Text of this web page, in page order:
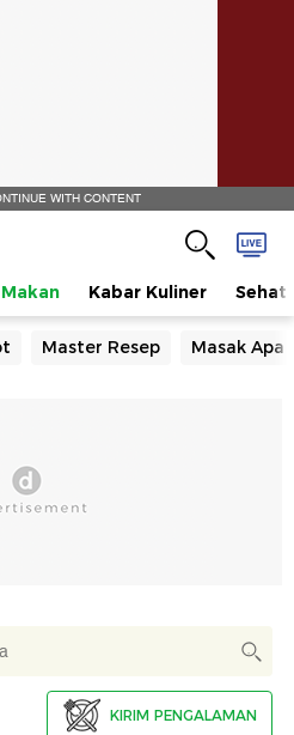
WITH CONTENT
Kabar Kuliner Sehat
Master Resep Masak Apa
KIRIM PENGALAMAN